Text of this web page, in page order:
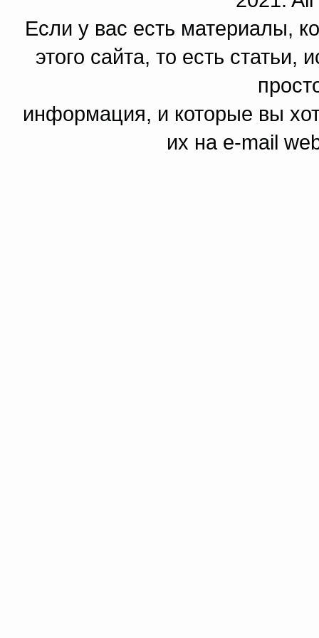
Если у вас есть материалы,
этого сайта, то есть
информация, и которые вы
их на e-mail